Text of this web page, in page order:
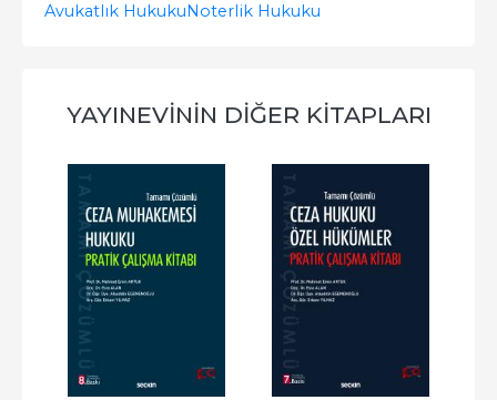
Avukatlık HukukuNoterlik Hukuku
YAYINEVININ DIĞER KITAPLARI